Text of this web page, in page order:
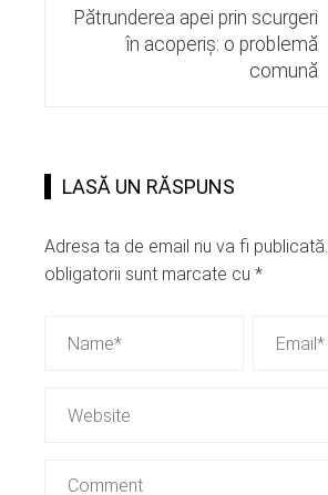
Pătrunderea apei prin scurgeri
în acoperiș: o problemă
comună
LASĂ UN RĂSPUNS
Adresa ta de email nu va fi publicată.
obligatorii sunt marcate cu *